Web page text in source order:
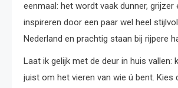
eenmaal: het wordt vaak dunner,
inspireren door een paar wel heel
Nederland en prachtig staan bij rijpere
Laat ik gelijk met de deur in huis
juist om het vieren van wie ú bent.